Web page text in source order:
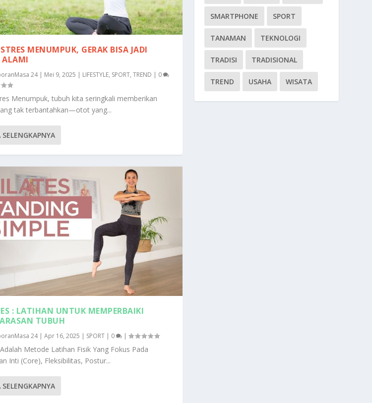
MENUMPUK, GERAK BISA JADI
ALAMI
24| Mei 9, 2025 | LIFESTYLE, SPORT, TREND | 0
Menumpuk, tubuh kita seringkali memberikan
tak terbantahkan—otot yang...
SELENGKAPNYA
: LATIHAN UNTUK MEMPERBAIKI
TUBUH
24| Apr 16, 2025 | SPORT| 0 |
Metode Latihan Fisik Yang Fokus Pada
Inti (Core), Fleksibilitas, Postur...
SELENGKAPNYA
SMARTPHONE SPORT
TANAMAN TEKNOLOGI
TRADISI TRADISIONAL
TREND USAHA WISATA